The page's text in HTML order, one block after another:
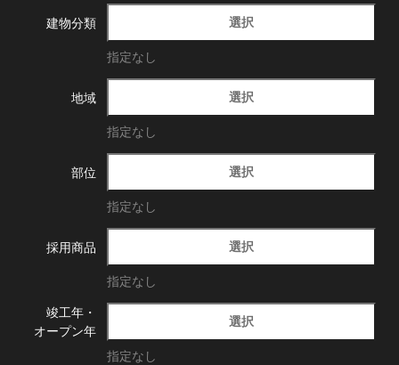
建物分類 選択
指定なし
地域 選択
指定なし
部位 選択
指定なし
採用商品 選択
指定なし
竣工年・
オープン年
選択
指定なし